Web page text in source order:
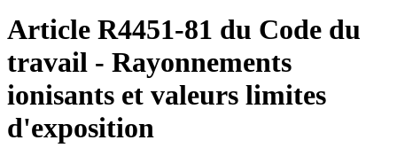
Article R4451-81 du Code du
travail - Rayonnements
ionisants et valeurs limites
d'exposition